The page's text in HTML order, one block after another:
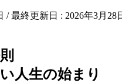
/ 最終更新日 : 2026年3月28
人生の始まり